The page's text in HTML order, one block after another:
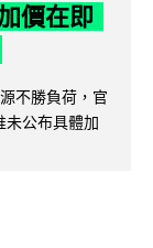
價在即
不勝負荷，官
未公布具體加